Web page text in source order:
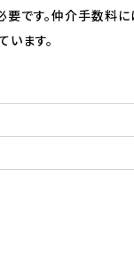
です。仲介手数料
ます。